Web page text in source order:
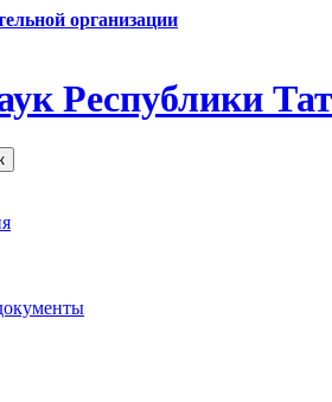
организации
Республики